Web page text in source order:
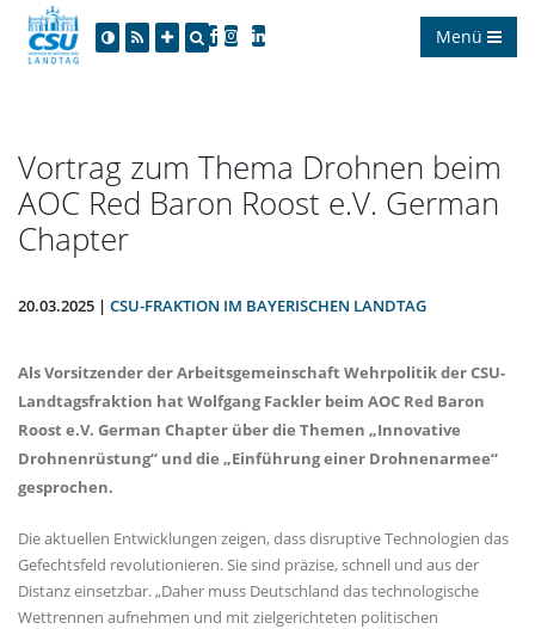
Menü
Vortrag zum Thema Drohnen beim
AOC Red Baron Roost e.V. German
Chapter
20.03.2025 | CSU-FRAKTION IM BAYERISCHEN LANDTAG
Als Vorsitzender der Arbeitsgemeinschaft Wehrpolitik der CSU-
Landtagsfraktion hat Wolfgang Fackler beim AOC Red Baron
Roost e.V. German Chapter über die Themen „Innovative
Drohnenrüstung“ und die „Einführung einer Drohnenarmee“
gesprochen.
Die aktuellen Entwicklungen zeigen, dass disruptive Technologien das
Gefechtsfeld revolutionieren. Sie sind präzise, schnell und aus der
Distanz einsetzbar. „Daher muss Deutschland das technologische
Wettrennen aufnehmen und mit zielgerichteten politischen